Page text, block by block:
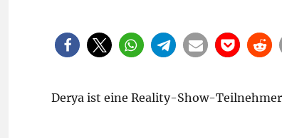
Derya ist eine Reality-Show-